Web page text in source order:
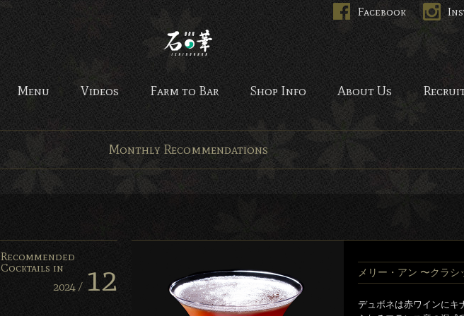
Bar 石の華 -BAR ISHINOHANA-
Facebook
Menu Videos Farm to Bar Shop Info About Us
Monthly Recommendations
Recommended
Cocktails in
2024 / 12 メリー・アン 〜クラ
デュボネは赤ワインにキ